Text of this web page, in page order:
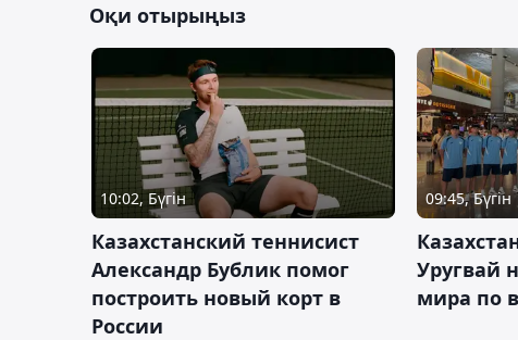
Оқи отырыңыз
10:02, Бүгін
Казахстанский теннисист
Александр Бублик помог
построить новый корт в
России
09:45, Бүгін
Уругвай
мира по